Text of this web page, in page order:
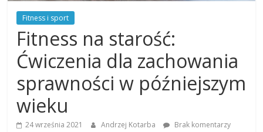
Fitness i sport
Fitness na starość:
Ćwiczenia dla zachowania
sprawności w późniejszym
wieku
24 września 2021 Andrzej Kotarba Brak komentarzy